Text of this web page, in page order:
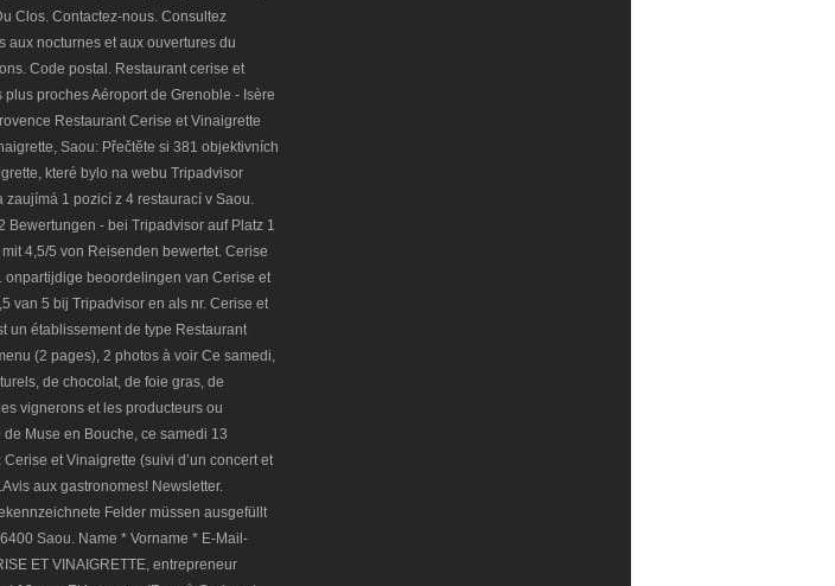
Clos. Contactez-nous. Consultez
aux nocturnes et aux ouvertures du
Code postal. Restaurant cerise et
proches Aéroport de Grenoble - Isère
Restaurant Cerise et Vinaigrette
Saou: Přečtěte si 381 objektivních
které bylo na webu Tripadvisor
1 pozicí z 4 restaurací v Saou.
Bewertungen - bei Tripadvisor auf Platz 1
4,5/5 von Reisenden bewertet. Cerise
onpartijdige beoordelingen van Cerise et
van 5 bij Tripadvisor en als nr. Cerise et
un établissement de type Restaurant
(2 pages), 2 photos à voir Ce samedi,
de chocolat, de foie gras, de
vignerons et les producteurs ou
Muse en Bouche, ce samedi 13
et Vinaigrette (suivi d’un concert et
aux gastronomes! Newsletter.
Felder müssen ausgefüllt
Saou. Name * Vorname * E-Mail-
ET VINAIGRETTE, entrepreneur